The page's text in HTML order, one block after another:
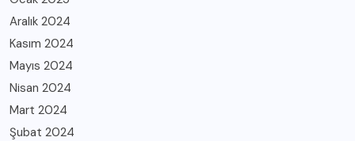
Aralık 2024
Kasım 2024
Mayıs 2024
Nisan 2024
Mart 2024
Şubat 2024